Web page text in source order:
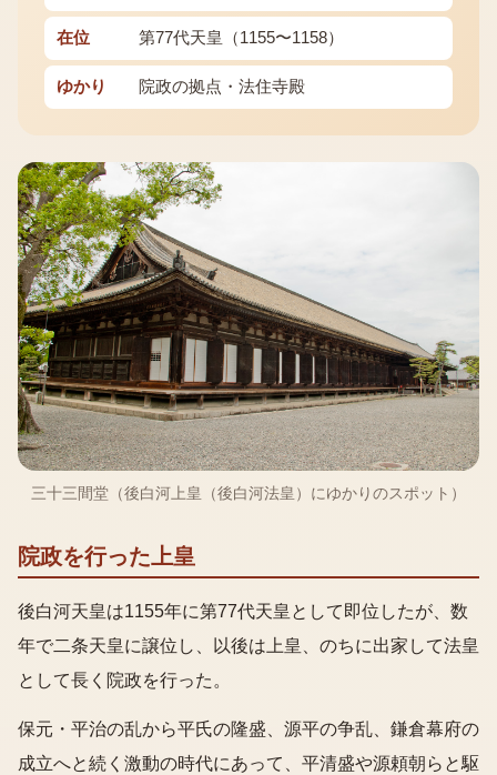
在位 第77代天皇（1155〜1158）
ゆかり 院政の拠点・法住寺殿
三十三間堂（後白河上皇（後白河法皇）にゆかりのスポット）
院政を行った上皇
後白河天皇は1155年に第77代天皇として即位したが、数
年で二条天皇に譲位し、以後は上皇、のちに出家して法皇
として長く院政を行った。
保元・平治の乱から平氏の隆盛、源平の争乱、鎌倉幕府の
成立へと続く激動の時代にあって、平清盛や源頼朝らと駆